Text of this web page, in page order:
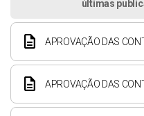
últimas
description APROVAÇÃO DAS
description APROVAÇÃO DAS